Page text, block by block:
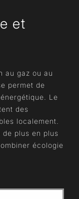
et
au gaz ou au
permet de
Le
des
localement.
de plus en plus
écologie